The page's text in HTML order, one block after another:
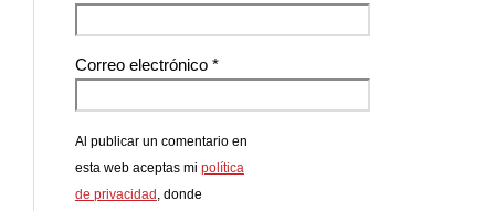
Correo electrónico *
Al publicar un comentario en
esta web aceptas mi política
de privacidad , donde